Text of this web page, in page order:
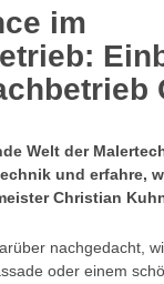
im
Welt der
und erfahre,
Christian
nachgedacht,
oder einem